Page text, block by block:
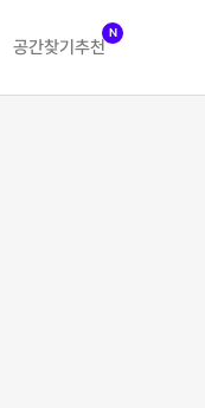
공간찾기 추천
N